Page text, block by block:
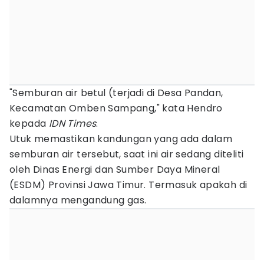
"Semburan air betul (terjadi di Desa Pandan,
Kecamatan Omben Sampang," kata Hendro
kepada IDN Times.
Utuk memastikan kandungan yang ada dalam
semburan air tersebut, saat ini air sedang diteliti
oleh Dinas Energi dan Sumber Daya Mineral
(ESDM) Provinsi Jawa Timur. Termasuk apakah di
dalamnya mengandung gas.